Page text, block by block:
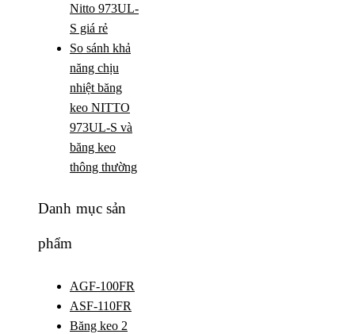
Nitto 973UL-
S giá rẻ
So sánh khả
năng chịu
nhiệt băng
keo NITTO
973UL-S và
băng keo
thông thường
Danh mục sản
phẩm
AGF-100FR
ASF-110FR
Băng keo 2